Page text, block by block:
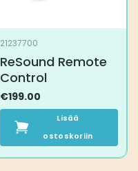
21237700
ReSound Remote
Control
€199.00
Lisää
ostoskoriin